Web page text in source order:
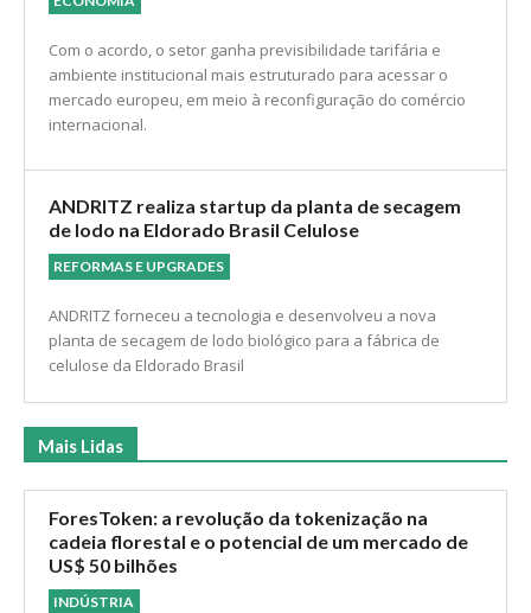
Com o acordo, o setor ganha previsibilidade tarifária e
ambiente institucional mais estruturado para acessar o
mercado europeu, em meio à reconfiguração do comércio
internacional.
ANDRITZ realiza startup da planta de secagem
de lodo na Eldorado Brasil Celulose
REFORMAS E UPGRADES
ANDRITZ forneceu a tecnologia e desenvolveu a nova
planta de secagem de lodo biológico para a fábrica de
celulose da Eldorado Brasil
Mais Lidas
ForesToken: a revolução da tokenização na
cadeia florestal e o potencial de um mercado de
US$ 50 bilhões
INDÚSTRIA